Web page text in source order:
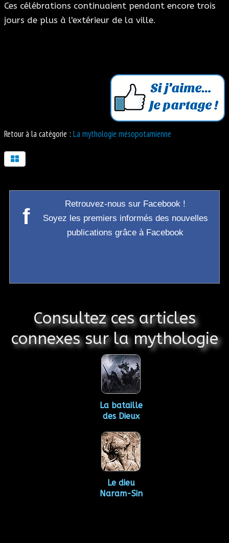
Ces célébrations continuaient pendant encore trois
jours de plus à l'extérieur de la ville.
Retour à la catégorie : La mythologie mésopotamienne
f
Retrouvez-nous sur Facebook !
Soyez les premiers informés des nouvelles
publications grâce à Facebook
Consultez ces articles
connexes sur la mythologie
La bataille
des Dieux
Le dieu
Naram-Sin